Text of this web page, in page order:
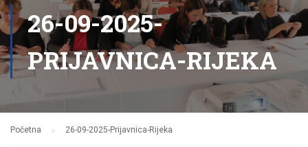
26-09-2025-
PRIJAVNICA-RIJEKA
Početna 26-09-2025-Prijavnica-Rijeka